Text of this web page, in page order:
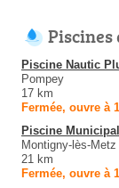
Piscine Nautic
Pompey
17 km
Fermée, ouvre à
Piscine
Montigny-lès-Metz
21 km
Fermée, ouvre à